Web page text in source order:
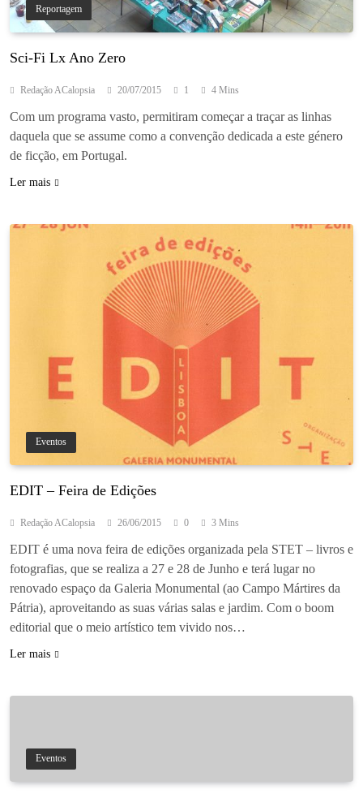
Reportagem
Sci-Fi Lx Ano Zero
Redação ACalopsia 20/07/2015 1 4 Mins
Com um programa vasto, permitiram começar a traçar as linhas
daquela que se assume como a convenção dedicada a este género
de ficção, em Portugal.
Ler mais
Eventos
EDIT – Feira de Edições
Redação ACalopsia 26/06/2015 0 3 Mins
EDIT é uma nova feira de edições organizada pela STET – livros e
fotografias, que se realiza a 27 e 28 de Junho e terá lugar no
renovado espaço da Galeria Monumental (ao Campo Mártires da
Pátria), aproveitando as suas várias salas e jardim. Com o boom
editorial que o meio artístico tem vivido nos…
Ler mais
Eventos